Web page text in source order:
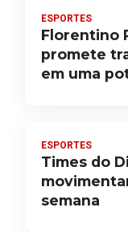
ESPORTES
Florentino
promete
em uma
ESPORTES
Times do
semana